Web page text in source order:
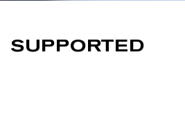
SUPPORTED